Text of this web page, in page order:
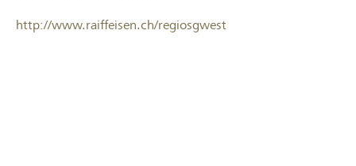
http://www.raiffeisen.ch/regiosgwest